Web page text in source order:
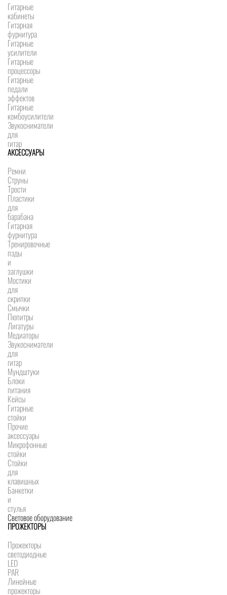
Гитарные
кабинеты
Гитарная
фурнитура
Гитарные
усилители
Гитарные
процессоры
Гитарные
педали
эффектов
Гитарные
комбоусилители
Звукосниматели
для
гитар
АКСЕССУАРЫ
Ремни
Струны
Трости
Пластики
для
барабана
Гитарная
фурнитура
Тренировочные
пэды
и
заглушки
Мостики
для
скрипки
Смычки
Пюпитры
Лигатуры
Медиаторы
Звукосниматели
для
гитар
Мундштуки
Блоки
питания
Кейсы
Гитарные
стойки
Прочие
аксессуары
Микрофонные
стойки
Стойки
для
клавишных
Банкетки
и
стулья
Световое оборудование
ПРОЖЕКТОРЫ
Прожекторы
светодиодные
LED
PAR
Линейные
прожекторы